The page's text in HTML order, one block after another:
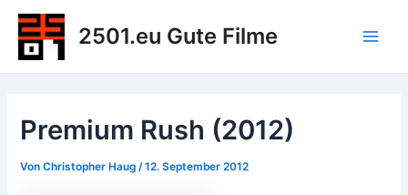
Zum
Inhalt
springen
2501.eu Gute Filme
Premium Rush (2012)
VonChristopher Haug/12. September 2012